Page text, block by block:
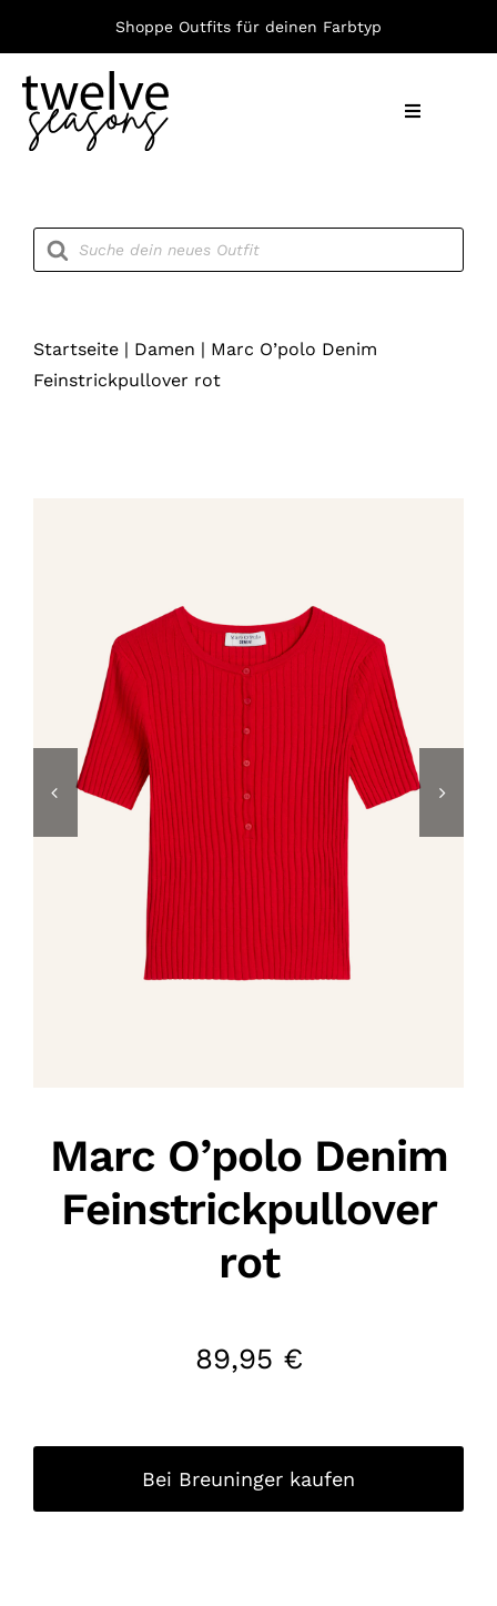
springen
Shoppe Outfits für deinen Farbtyp
Toggle
Products
search
Startseite| Damen | Marc O’polo Denim
Feinstrickpullover rot
Marc O’polo Denim
Feinstrickpullover
rot
89,95 €
Bei Breuninger kaufen